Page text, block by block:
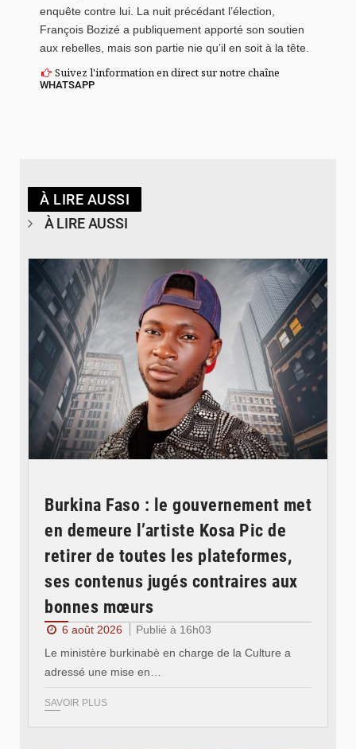
enquête contre lui. La nuit précédant l’élection,
François Bozizé a publiquement apporté son soutien
aux rebelles, mais son partie nie qu’il en soit à la tête.
Suivez l'information en direct sur notre chaîne
WHATSAPP
À LIRE AUSSI
À LIRE AUSSI
Burkina Faso : le gouvernement met
en demeure l’artiste Kosa Pic de
retirer de toutes les plateformes,
ses contenus jugés contraires aux
bonnes mœurs
6 août 2026
Publié à 16h03
Le ministère burkinabè en charge de la Culture a
adressé une mise en…
SAVOIR PLUS